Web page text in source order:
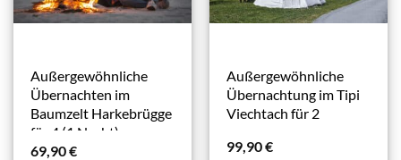
Außergewöhnliche
Übernachten im
Baumzelt Harkebrügge
für 4 (1 Nacht)
69,90€
Außergewöhnliche
Übernachtung im Tipi
Viechtach für 2
99,90€